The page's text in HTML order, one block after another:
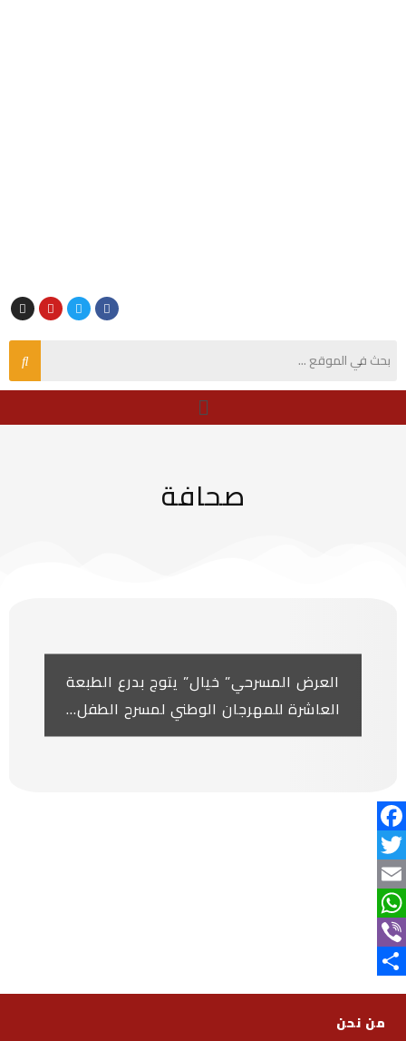
صحافة
العرض المسرحي” خيال” يتوج بدرع الطبعة
العاشرة للمهرجان الوطني لمسرح الطفل...
Facebook
Twitter
Email
WhatsApp
Viber
Share
من نحن